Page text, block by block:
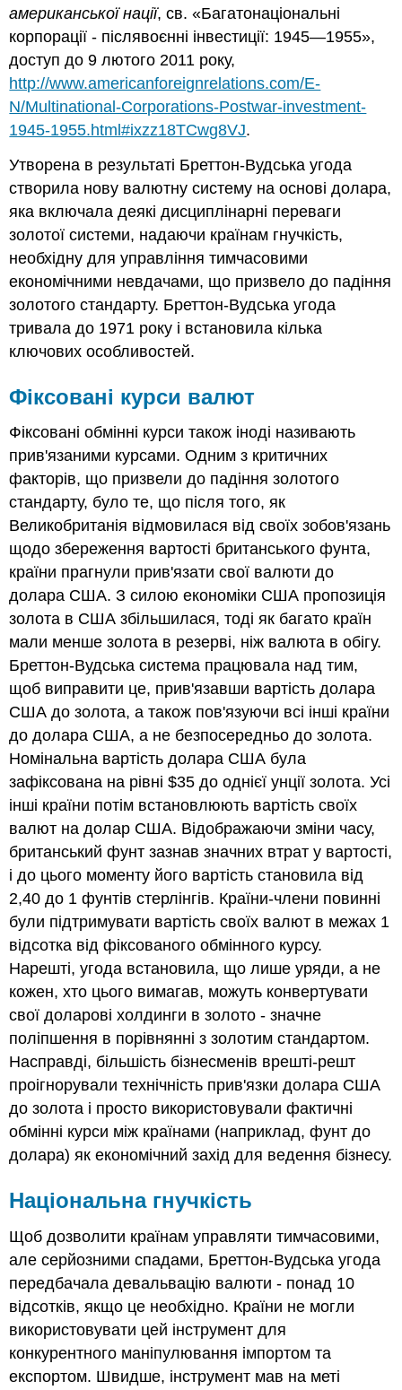
американської нації, св. «Багатонаціональні
корпорації - післявоєнні інвестиції: 1945—1955»,
доступ до 9 лютого 2011 року,
http://www.americanforeignrelations.com/E-
N/Multinational-Corporations-Postwar-investment-
1945-1955.html#ixzz18TCwg8VJ.
Утворена в результаті Бреттон-Вудська угода
створила нову валютну систему на основі долара,
яка включала деякі дисциплінарні переваги
золотої системи, надаючи країнам гнучкість,
необхідну для управління тимчасовими
економічними невдачами, що призвело до падіння
золотого стандарту. Бреттон-Вудська угода
тривала до 1971 року і встановила кілька
ключових особливостей.
Фіксовані курси валют
Фіксовані обмінні курси також іноді називають
прив'язаними курсами. Одним з критичних
факторів, що призвели до падіння золотого
стандарту, було те, що після того, як
Великобританія відмовилася від своїх зобов'язань
щодо збереження вартості британського фунта,
країни прагнули прив'язати свої валюти до
долара США. З силою економіки США пропозиція
золота в США збільшилася, тоді як багато країн
мали менше золота в резерві, ніж валюта в обігу.
Бреттон-Вудська система працювала над тим,
щоб виправити це, прив'язавши вартість долара
США до золота, а також пов'язуючи всі інші країни
до долара США, а не безпосередньо до золота.
Номінальна вартість долара США була
зафіксована на рівні $35 до однієї унції золота. Усі
інші країни потім встановлюють вартість своїх
валют на долар США. Відображаючи зміни часу,
британський фунт зазнав значних втрат у вартості,
і до цього моменту його вартість становила від
2,40 до 1 фунтів стерлінгів. Країни-члени повинні
були підтримувати вартість своїх валют в межах 1
відсотка від фіксованого обмінного курсу.
Нарешті, угода встановила, що лише уряди, а не
кожен, хто цього вимагав, можуть конвертувати
свої доларові холдинги в золото - значне
поліпшення в порівнянні з золотим стандартом.
Насправді, більшість бізнесменів врешті-решт
проігнорували технічність прив'язки долара США
до золота і просто використовували фактичні
обмінні курси між країнами (наприклад, фунт до
долара) як економічний захід для ведення бізнесу.
Національна гнучкість
Щоб дозволити країнам управляти тимчасовими,
але серйозними спадами, Бреттон-Вудська угода
передбачала девальвацію валюти - понад 10
відсотків, якщо це необхідно. Країни не могли
використовувати цей інструмент для
конкурентного маніпулювання імпортом та
експортом. Швидше, інструмент мав на меті